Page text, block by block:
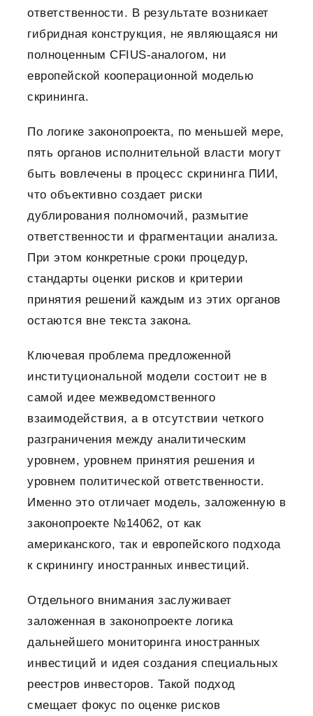
ответственности. В результате возникает
гибридная конструкция, не являющаяся ни
полноценным CFIUS-аналогом, ни
европейской кооперационной моделью
скрининга.
По логике законопроекта, по меньшей мере,
пять органов исполнительной власти могут
быть вовлечены в процесс скрининга ПИИ,
что объективно создает риски
дублирования полномочий, размытие
ответственности и фрагментации анализа.
При этом конкретные сроки процедур,
стандарты оценки рисков и критерии
принятия решений каждым из этих органов
остаются вне текста закона.
Ключевая проблема предложенной
институциональной модели состоит не в
самой идее межведомственного
взаимодействия, а в отсутствии четкого
разграничения между аналитическим
уровнем, уровнем принятия решения и
уровнем политической ответственности.
Именно это отличает модель, заложенную в
законопроекте №14062, от как
американского, так и европейского подхода
к скринингу иностранных инвестиций.
Отдельного внимания заслуживает
заложенная в законопроекте логика
дальнейшего мониторинга иностранных
инвестиций и идея создания специальных
реестров инвесторов. Такой подход
смещает фокус по оценке рисков